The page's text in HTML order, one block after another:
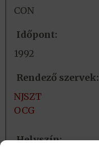
CON
Időpont:
1992
Rendező szervek:
NJSZT
OCG
Helyszín: